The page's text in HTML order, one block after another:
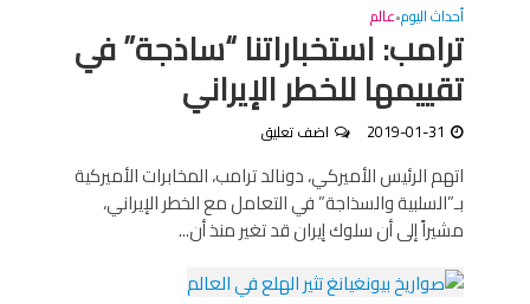
أحداث اليوم•عالم
ترامب: استخباراتنا “ساذجة” في
تقييمها للخطر الإيراني
2019-01-31 اضف تعليق
اتهم الرئيس الأميركي، دونالد ترامب، المخابرات الأميركية
بـ”السلبية والسذاجة” في التعامل مع الخطر الإيراني،
مشيراً إلى أن سلوك إيران قد تغير منذ أن...